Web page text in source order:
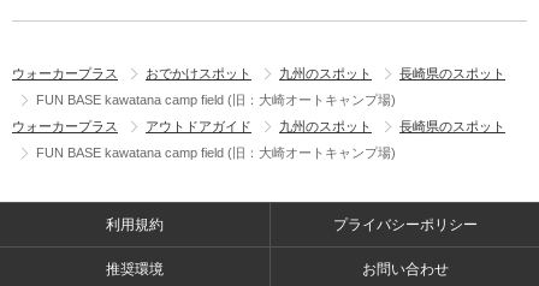
ウォーカープラス おでかけスポット 九州のスポット
長崎県のスポット
FUN BASE kawatana camp field (旧：大崎オートキャンプ場)
ウォーカープラス
アウトドアガイド 九州のスポット
長崎県のスポット
FUN BASE kawatana camp field (旧：大崎オートキャンプ場)
利用規約 プライバシーポリシー
推奨環境 お問い合わせ